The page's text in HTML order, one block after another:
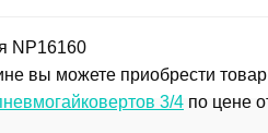
NP16160
вы можете приобрести
3/4 по цене